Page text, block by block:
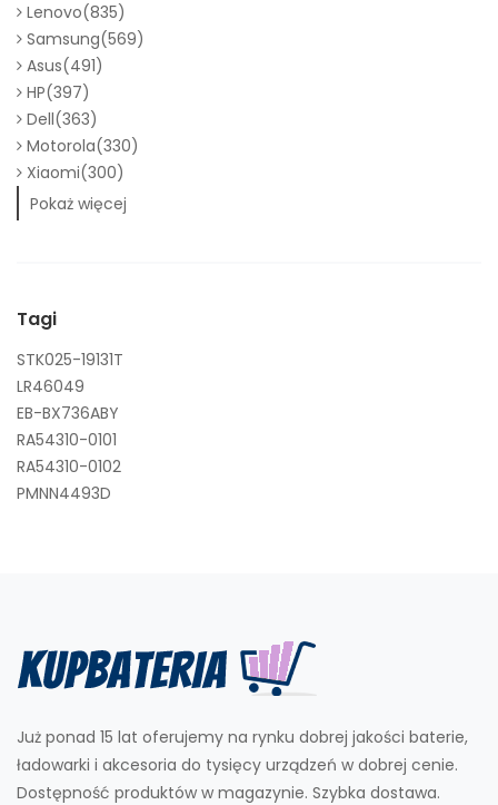
Lenovo(835)
Samsung(569)
Asus(491)
HP(397)
Dell(363)
Motorola(330)
Xiaomi(300)
Pokaż więcej
Tagi
STK025-19131T
LR46049
EB-BX736ABY
RA54310-0101
RA54310-0102
PMNN4493D
Już ponad 15 lat oferujemy na rynku dobrej jakości baterie,
ładowarki i akcesoria do tysięcy urządzeń w dobrej cenie.
Dostępność produktów w magazynie. Szybka dostawa.